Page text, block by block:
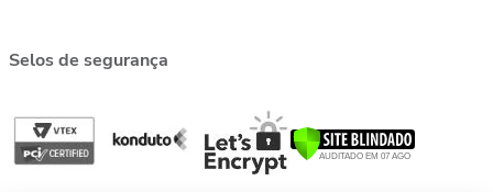
Selos de segurança